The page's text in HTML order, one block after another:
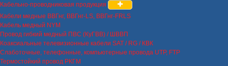
Кабельно-проводниковая продукция
Кабели медные ВВГнг, ВВГнг-LS, ВВГнг-FRLS
Кабель медный NYM
Провод гибкий медный ПВС (КуГВВ) / ШВВП
Коаксиальные телевизионные кабели SAT / RG / КВК
Слаботочные, телефонные, компьютерные провода UTP, FTP
Термостойкий провод РКГМ